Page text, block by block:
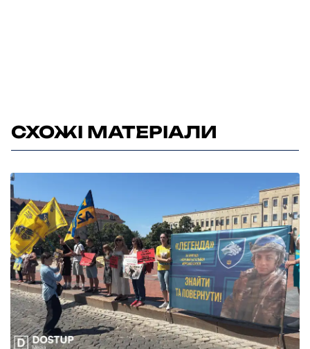
СХОЖІ МАТЕРІАЛИ